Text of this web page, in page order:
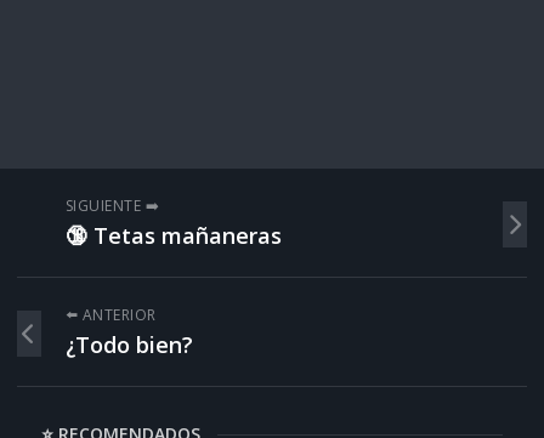
SIGUIENTE ➡️
🔞 Tetas mañaneras
⬅️ ANTERIOR
¿Todo bien?